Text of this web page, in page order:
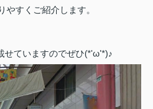
やすくご紹介します。
せていますのでぜひ(*'ω'*)♪